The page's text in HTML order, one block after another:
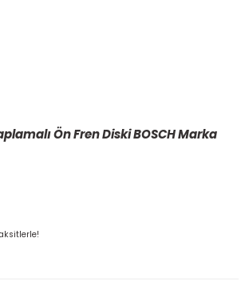
Ön Fren Diski BOSCH Marka